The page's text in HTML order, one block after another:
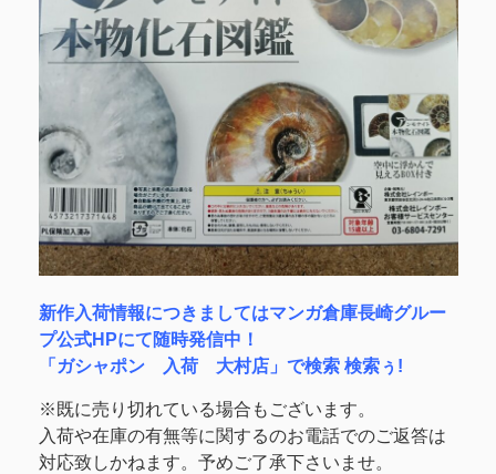
新作入荷情報につきましてはマンガ倉庫長崎グルー
プ公式HPにて随時発信中！
「ガシャポン 入荷 大村店」で検索 検索ぅ!
※既に売り切れている場合もございます。
入荷や在庫の有無等に関するのお電話でのご返答は
対応致しかねます。予めご了承下さいませ。